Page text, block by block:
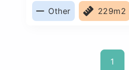
Other
229m2
1